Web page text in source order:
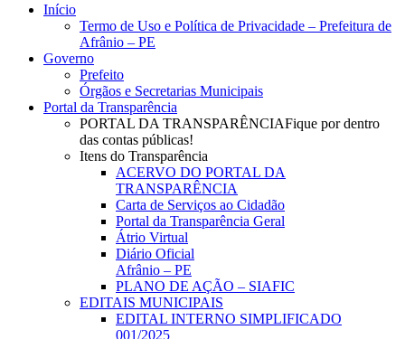
Close
Início
Termo de Uso e Política de Privacidade – Prefeitura de
Afrânio – PE
Governo
Prefeito
Órgãos e Secretarias Municipais
Portal da Transparência
PORTAL DA TRANSPARÊNCIAFique por dentro
das contas públicas!
Itens do Transparência
ACERVO DO PORTAL DA
TRANSPARÊNCIA
Carta de Serviços ao Cidadão
Portal da Transparência Geral
Átrio Virtual
Diário Oficial
Afrânio – PE
PLANO DE AÇÃO – SIAFIC
EDITAIS MUNICIPAIS
EDITAL INTERNO SIMPLIFICADO
001/2025